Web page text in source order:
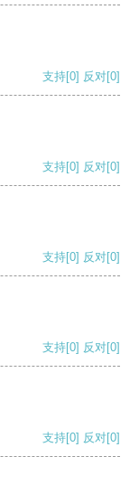
支持[0] 反对[0]
支持[0] 反对[0]
支持[0] 反对[0]
支持[0] 反对[0]
支持[0] 反对[0]